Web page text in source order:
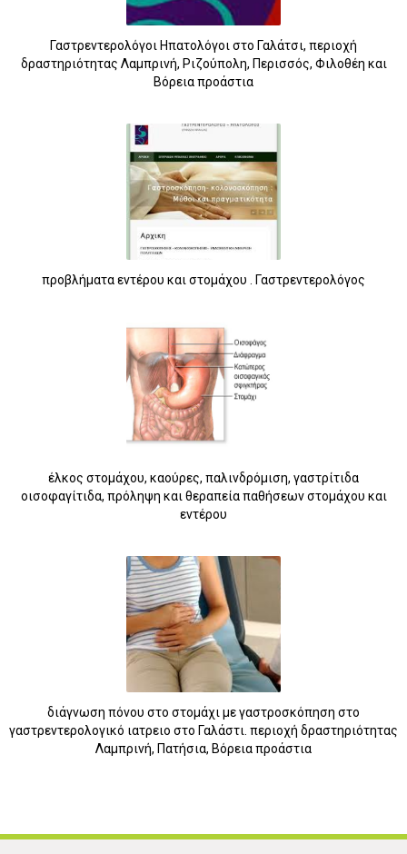
Γαστρεντερολόγοι Ηπατολόγοι στο Γαλάτσι, περιοχή
δραστηριότητας Λαμπρινή, Ριζούπολη, Περισσός, Φιλοθέη και
Βόρεια προάστια
προβλήματα εντέρου και στομάχου . Γαστρεντερολόγος
έλκος στομάχου, καούρες, παλινδρόμιση, γαστρίτιδα
οισοφαγίτιδα, πρόληψη και θεραπεία παθήσεων στομάχου και
εντέρου
διάγνωση πόνου στο στομάχι με γαστροσκόπηση στο
γαστρεντερολογικό ιατρειο στο Γαλάστι. περιοχή δραστηριότητας
Λαμπρινή, Πατήσια, Βόρεια προάστια